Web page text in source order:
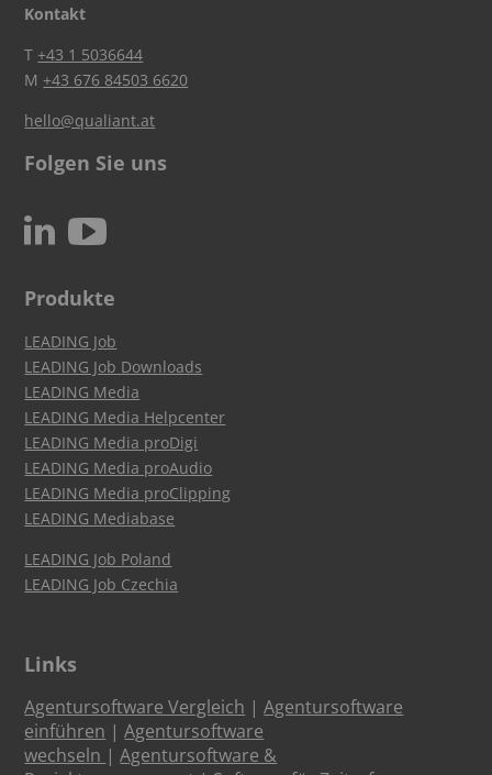
Kontakt
T+43 1 5036644
M+43 676 84503 6620
hello@qualiant.at
Folgen Sie uns
N c
Produkte
LEADING Job
LEADING Job Downloads
LEADING Media
LEADING Media Helpcenter
LEADING Media proDigi
LEADING Media proAudio
LEADING Media proClipping
LEADING Mediabase
LEADING Job Poland
LEADING Job Czechia
Links
Agentursoftware Vergleich |Agentursoftware
einführen |Agentursoftware
wechseln |Agentursoftware &